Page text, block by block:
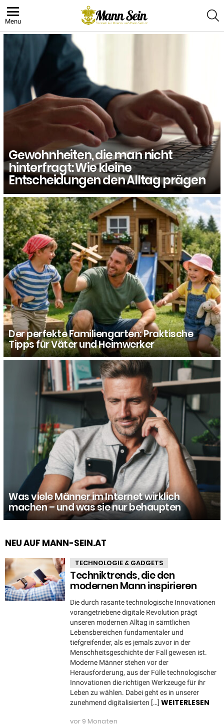
Menu
LATEST
STORIES
Gewohnheiten, die man nicht
hinterfragt: Wie kleine
Entscheidungen den Alltag prägen
Der perfekte Familiengarten: Praktische
Tipps für Väter und Heimwerker
Was viele Männer im Internet wirklich
machen – und was sie nur behaupten
NEU AUF MANN-SEIN.AT
TECHNOLOGIE & GADGETS
Techniktrends, die den
modernen Mann inspirieren
Die durch rasante technologische Innovationen
vorangetriebene digitale Revolution prägt
unseren modernen Alltag in sämtlichen
Lebensbereichen fundamentaler und
tiefgreifender, als es jemals zuvor in der
Menschheitsgeschichte der Fall gewesen ist.
Moderne Männer stehen vor der
Herausforderung, aus der Fülle technologischer
Innovationen die richtigen Werkzeuge für ihr
Leben zu wählen. Dabei geht es in unserer
zunehmend digitalisierten […] WEITERLESEN
vor 9 Monaten